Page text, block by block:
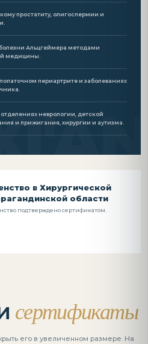
простатиту, олигоспермии и
Альцгеймера методами
медицины.
периартрите и заболеваниях
неврологии, детской
и прижигания, хирургии и аутизма.
в Хирургической
области
подтверждено сертификатом.
сертификаты
его в увеличенном размере. На